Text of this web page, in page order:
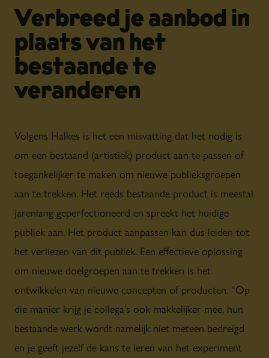
Verbreed je aanbod in
plaats van het
bestaande te
veranderen
Volgens Halkes is het een misvatting dat het nodig is
om een bestaand (artistiek) product aan te passen of
toegankelijker te maken om nieuwe publieksgroepen
aan te trekken. Het reeds bestaande product is meestal
jarenlang geperfectioneerd en spreekt het huidige
publiek aan. Het product aanpassen kan dus leiden tot
het verliezen van dit publiek. Een effectieve oplossing
om nieuwe doelgroepen aan te trekken is het
ontwikkelen van nieuwe concepten of producten. “Op
die manier krijg je collega’s ook makkelijker mee, hun
bestaande werk wordt namelijk niet meteen bedreigd
en je geeft jezelf de kans te leren van het experiment